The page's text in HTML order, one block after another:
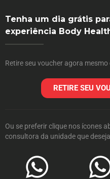
Tenha um dia grátis
experiência Body
Retire seu voucher agora
RETIRE SEU
Ou se preferir clique nos ícones
consultora da unidade que